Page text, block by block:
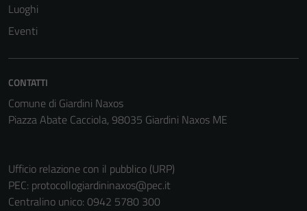
Luoghi
Eventi
CONTATTI
Comune di Giardini Naxos
Piazza Abate Cacciola, 98035 Giardini Naxos ME
Ufficio relazione con il pubblico (URP)
PEC: protocollogiardininaxos@pec.it
Centralino unico: 0942 5780 300